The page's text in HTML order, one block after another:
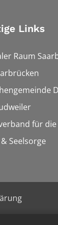
Links
Raum
für
Seelsorge